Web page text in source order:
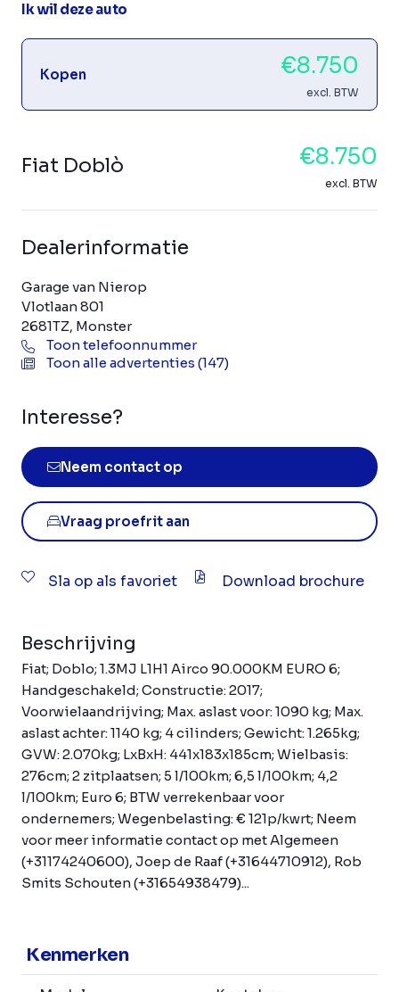
Ik wil deze auto
Kopen €8.750
excl. BTW
Fiat Doblò €8.750
excl. BTW
Dealerinformatie
Garage van Nierop
Vlotlaan 801
2681TZ, Monster
Toon telefoonnummer
Toon alle advertenties (147)
Interesse?
Neem contact op
Vraag proefrit aan
Sla op als favoriet Download brochure
Beschrijving
Fiat; Doblo; 1.3MJ L1H1 Airco 90.000KM EURO 6;
Handgeschakeld; Constructie: 2017;
Voorwielaandrijving; Max. aslast voor: 1090 kg; Max.
aslast achter: 1140 kg; 4 cilinders; Gewicht: 1.265kg;
GVW: 2.070kg; LxBxH: 441x183x185cm; Wielbasis:
276cm; 2 zitplaatsen; 5 l/100km; 6,5 l/100km; 4,2
l/100km; Euro 6; BTW verrekenbaar voor
ondernemers; Wegenbelasting: € 121p/kwrt; Neem
voor meer informatie contact op met Algemeen
(+31174240600), Joep de Raaf (+31644710912), Rob
Smits Schouten (+31654938479)...
Kenmerken